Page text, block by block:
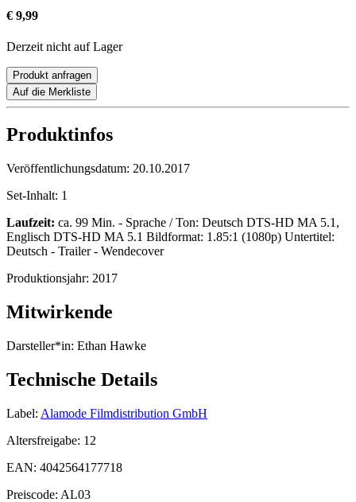
€ 9,99
Derzeit nicht auf Lager
Produkt anfragen
Auf die Merkliste
Produktinfos
Veröffentlichungsdatum: 20.10.2017
Set-Inhalt: 1
Laufzeit: ca. 99 Min. - Sprache / Ton: Deutsch DTS-HD MA 5.1,
Englisch DTS-HD MA 5.1 Bildformat: 1.85:1 (1080p) Untertitel:
Deutsch - Trailer - Wendecover
Produktionsjahr: 2017
Mitwirkende
Darsteller*in: Ethan Hawke
Technische Details
Label: Alamode Filmdistribution GmbH
Altersfreigabe: 12
EAN: 4042564177718
Preiscode: AL03